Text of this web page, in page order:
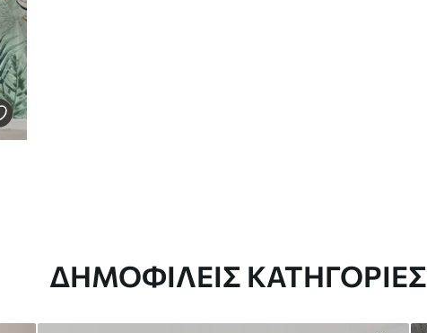
ΔΗΜΟΦΙΛΕΊΣ ΚΑΤΗΓΟΡΊΕΣ